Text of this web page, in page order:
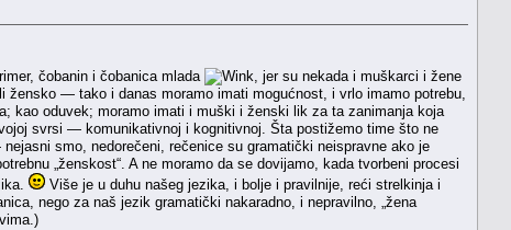
čobanin i čobanica mlada
, jer su nekada i muškarci i žene
— tako i danas moramo imati mogućnost, i vrlo imamo potrebu,
kao oduvek; moramo imati i muški i ženski lik za ta zanimanja koja
svrsi — komunikativnoj i kognitivnoj. Šta postižemo time što ne
smo, nedorečeni, rečenice su gramatički neispravne ako je
„ženskost“. A ne moramo da se dovijamo, kada tvorbeni procesi
Više je u duhu našeg jezika, i bolje i pravilnije, reći strelkinja i
nego za naš jezik gramatički nakaradno, i nepravilno, „žena